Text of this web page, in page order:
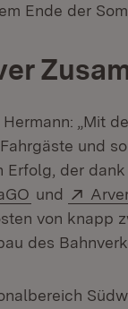
Ende der
„Mit
und
Erfolg, der
(Öffnet in
und
von knapp
des